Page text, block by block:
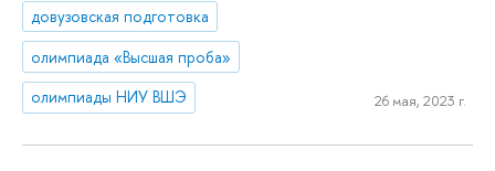
довузовская подготовка
олимпиада «Высшая проба»
олимпиады НИУ ВШЭ
26 мая, 2023 г.